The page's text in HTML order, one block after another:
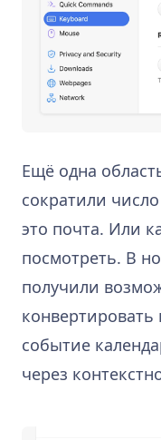
Ещё одна
сократили
это почта. Или
посмотреть. В
получили
событие
через